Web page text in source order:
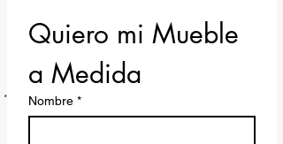
Quiero mi Mueble
a Medida
Nombre *